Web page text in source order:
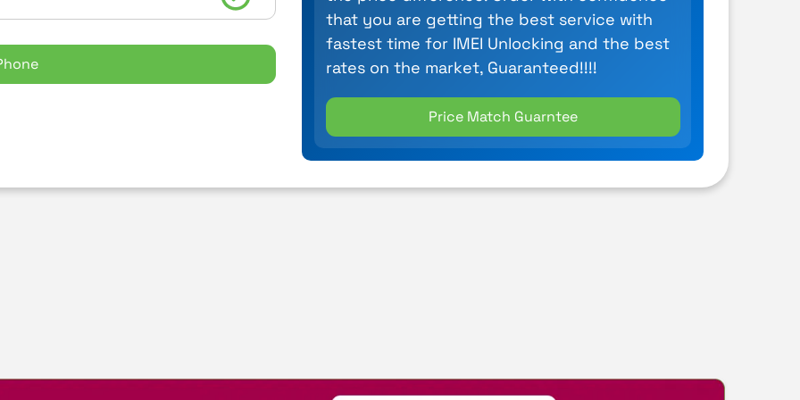
that you are getting the best service with
fastest time for IMEI Unlocking and the best
rates on the market, Guaranteed!!!!
Price Match Guarntee